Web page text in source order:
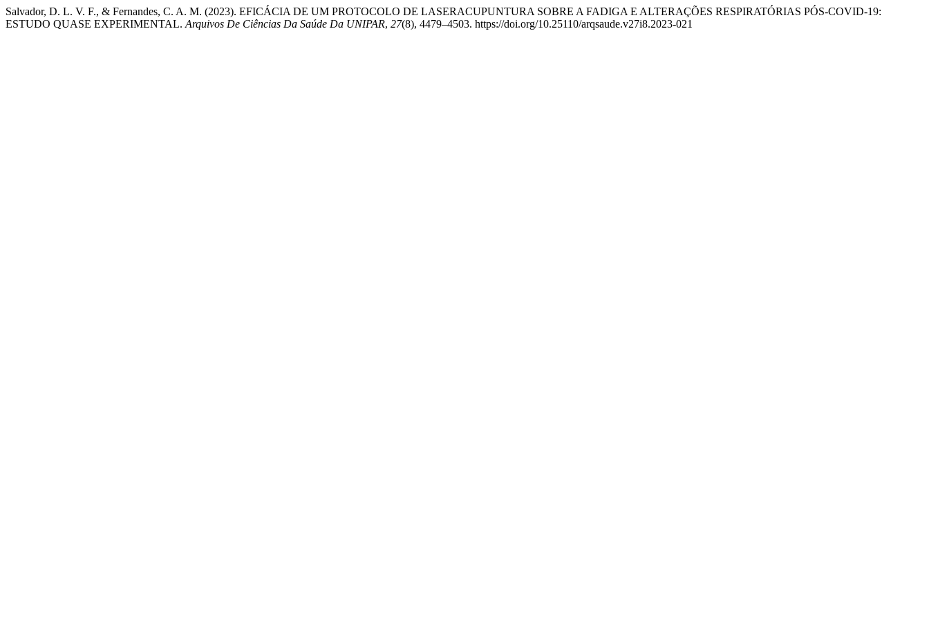
Salvador, D. L. V. F., & Fernandes, C. A. M. (2023). EFICÁCIA DE UM PROTOCOLO DE LASERACUPUNTURA SOBRE A FADIGA E ALTERAÇÕES RESPIRATÓRIAS PÓS-COVID-19:
ESTUDO QUASE EXPERIMENTAL. Arquivos De Ciências Da Saúde Da UNIPAR, 27(8), 4479–4503. https://doi.org/10.25110/arqsaude.v27i8.2023-021